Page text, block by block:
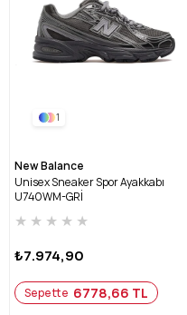
1
New Balance
Unisex Sneaker Spor Ayakkabı
U740WM-GRİ
★ ★ ★ ★ ★
₺7.974,90
Sepette 6778,66 TL